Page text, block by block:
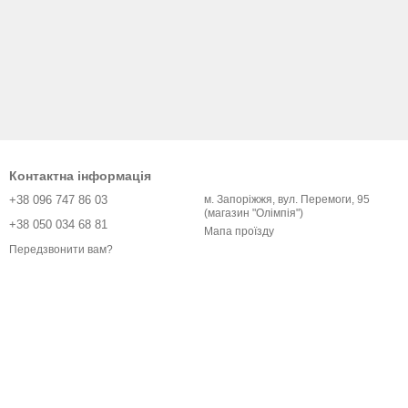
Контактна інформація
+38 096 747 86 03
+38 050 034 68 81
Передзвонити вам?
м. Запоріжжя, вул. Перемоги, 95
(магазин "Олімпія")
Мапа проїзду